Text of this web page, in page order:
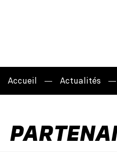
Accueil Actualités